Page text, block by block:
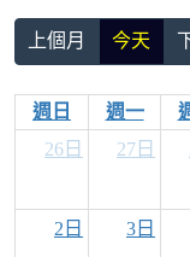
上個月 今天
週日 週一
26日
27日
2日 3日